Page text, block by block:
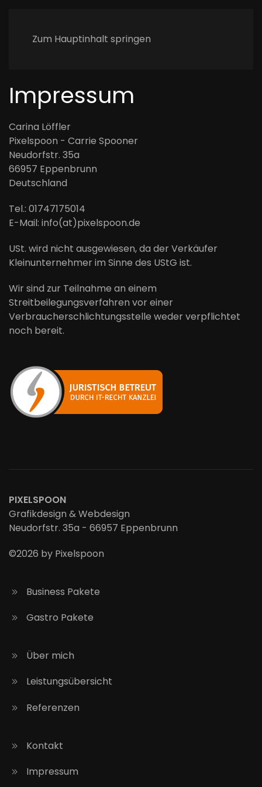
Zum Hauptinhalt springen
Impressum
Carina Löffler
Pixelspoon - Carrie Spooner
Neudorfstr. 35a
66957 Eppenbrunn
Deutschland
Tel.: 01747175014
E-Mail: info(at)pixelspoon.de
USt. wird nicht ausgewiesen, da der Verkäufer
Kleinunternehmer im Sinne des UStG ist.
Wir sind zur Teilnahme an einem
Streitbeilegungsverfahren vor einer
Verbraucherschlichtungsstelle weder verpflichtet
noch bereit.
PIXELSPOON
Grafikdesign & Webdesign
Neudorfstr. 35a - 66957 Eppenbrunn
©2026 by Pixelspoon
Business Pakete
Gastro Pakete
Über mich
Leistungsübersicht
Referenzen
Kontakt
Impressum